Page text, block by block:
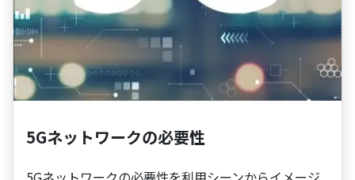
5Gネットワークの必要性